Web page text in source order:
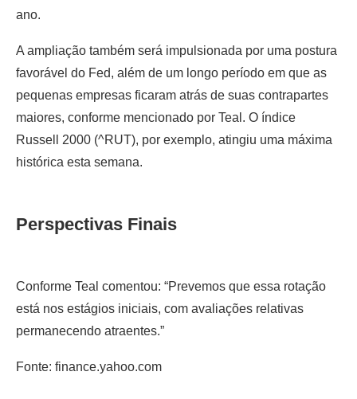
ano.
A ampliação também será impulsionada por uma postura
favorável do Fed, além de um longo período em que as
pequenas empresas ficaram atrás de suas contrapartes
maiores, conforme mencionado por Teal. O índice
Russell 2000 (^RUT), por exemplo, atingiu uma máxima
histórica esta semana.
Perspectivas Finais
Conforme Teal comentou: “Prevemos que essa rotação
está nos estágios iniciais, com avaliações relativas
permanecendo atraentes.”
Fonte: finance.yahoo.com